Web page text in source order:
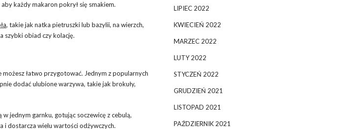
każdy makaron pokrył się smakiem.
, takie jak natka pietruszki lub bazylii, na wierzch,
szybki obiad czy kolację.
łatwo przygotować. Jednym z popularnych
dodać ulubione warzywa, takie jak brokuły,
jednym garnku, gotując soczewicę z cebulą,
i dostarcza wielu wartości odżywczych.
LIPIEC 2022
KWIECIEŃ 2022
MARZEC 2022
LUTY 2022
STYCZEŃ 2022
GRUDZIEŃ 2021
LISTOPAD 2021
PAŹDZIERNIK 2021